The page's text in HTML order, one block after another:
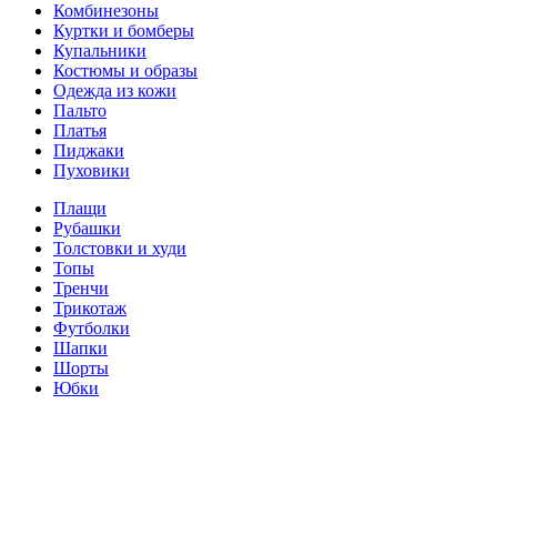
Комбинезоны
Куртки и бомберы
Купальники
Костюмы и образы
Одежда из кожи
Пальто
Платья
Пиджаки
Пуховики
Плащи
Рубашки
Толстовки и худи
Топы
Тренчи
Трикотаж
Футболки
Шапки
Шорты
Юбки